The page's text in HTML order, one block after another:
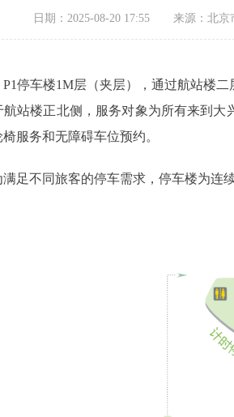
日期：2025-08-20 17:55 来源：​北京
车楼1M层（夹层），通过航站楼二
楼正北侧，服务对象为所有来到大
服务和无障碍车位预约。
不同旅客的停车需求，停车楼为连续